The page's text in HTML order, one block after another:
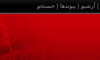
آرشیو پیوندها جستجو